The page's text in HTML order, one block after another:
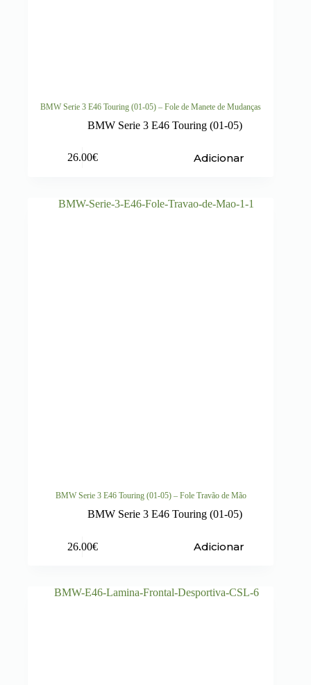
BMW Serie 3 E46 Touring (01-05) – Fole de Manete de Mudanças
BMW Serie 3 E46 Touring (01-05)
26.00€ Adicionar
BMW Serie 3 E46 Touring (01-05) – Fole Travão de Mão
BMW Serie 3 E46 Touring (01-05)
26.00€ Adicionar